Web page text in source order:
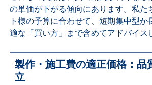
の単価が下がる傾向にあります。私た
ト様の予算に合わせて、短期集中型
適な「買い方」まで含めてアドバイス
製作・施工費の適正価格：品
立